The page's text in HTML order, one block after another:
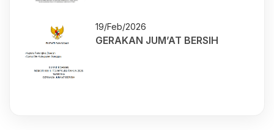
19/Feb/2026
GERAKAN JUM’AT BERSIH